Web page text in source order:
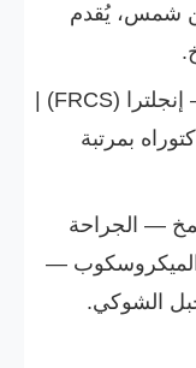
شمس، يُقدم
زمالة كلية الجراحين الملكيين — إنجلترا (FRCS) |
بمرتبة
— الجراحة
الميكروسكوب —
الشوكي.